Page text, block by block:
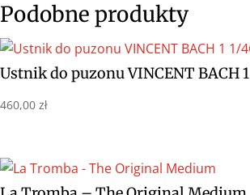
Podobne produkty
Ustnik do puzonu VINCENT BACH 1
460,00 zł